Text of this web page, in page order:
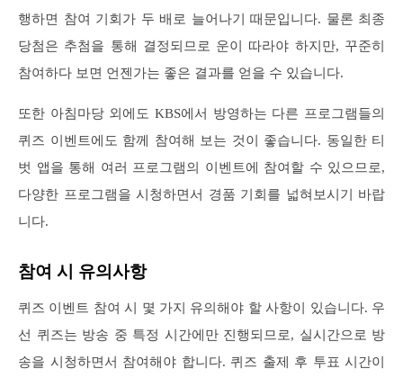
행하면 참여 기회가 두 배로 늘어나기 때문입니다. 물론 최종
당첨은 추첨을 통해 결정되므로 운이 따라야 하지만, 꾸준히
참여하다 보면 언젠가는 좋은 결과를 얻을 수 있습니다.
또한 아침마당 외에도 KBS에서 방영하는 다른 프로그램들의
퀴즈 이벤트에도 함께 참여해 보는 것이 좋습니다. 동일한 티
벗 앱을 통해 여러 프로그램의 이벤트에 참여할 수 있으므로,
다양한 프로그램을 시청하면서 경품 기회를 넓혀보시기 바랍
니다.
참여 시 유의사항
퀴즈 이벤트 참여 시 몇 가지 유의해야 할 사항이 있습니다. 우
선 퀴즈는 방송 중 특정 시간에만 진행되므로, 실시간으로 방
송을 시청하면서 참여해야 합니다. 퀴즈 출제 후 투표 시간이